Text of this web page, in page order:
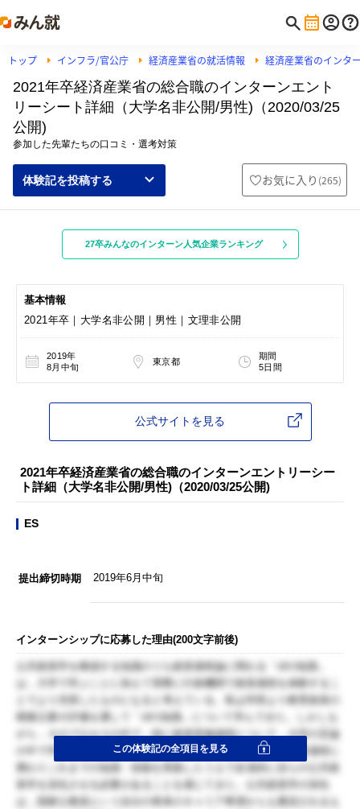
トップ インフラ/官公庁 経済産業省の就活情報 経済産業省のインタ
2021年卒経済産業省の総合職のインターンエント
リーシート詳細（大学名非公開/男性)（2020/03/25
公開)
参加した先輩たちの口コミ・選考対策
体験記を投稿する お気に入り (265)
27卒みんなのインターン人気企業ランキング
基本情報
2021年卒｜大学名非公開｜男性｜文理非公開
2019年
8月中旬
東京都
期間
5日間
公式サイトを見る
2021年卒経済産業省の総合職のインターンエントリーシー
ト詳細（大学名非公開/男性)（2020/03/25公開)
ES
提出締切時期 2019年6月中旬
インターンシップに応募した理由(200文字前後)
公共政策学を構成する知識のうち政策過程論に関わる「ofの知識」
は，大学で学ぶことに加えて実際に行政機関で政策過程を体験するこ
とでより充実したものになると考えている。私は学部より教育政策の
模擬立案や評価を通して「ofの知識」について学んできた。しかしな
がら，そのプロセスの中で，特に政策実施過程について，大学の言論
の中で学ぶだけでは不足であり，実際に現職の方々の中で政策過程に
携わりこれまでの知識・技能を実践したうえで反省的に自らの公共政
策学を深化させる必要があることを感じてきた。公共政策学の深化
は，国家公務員という自分の将来のキャリア希望からも要請されるも
この体験記の全項目を見る